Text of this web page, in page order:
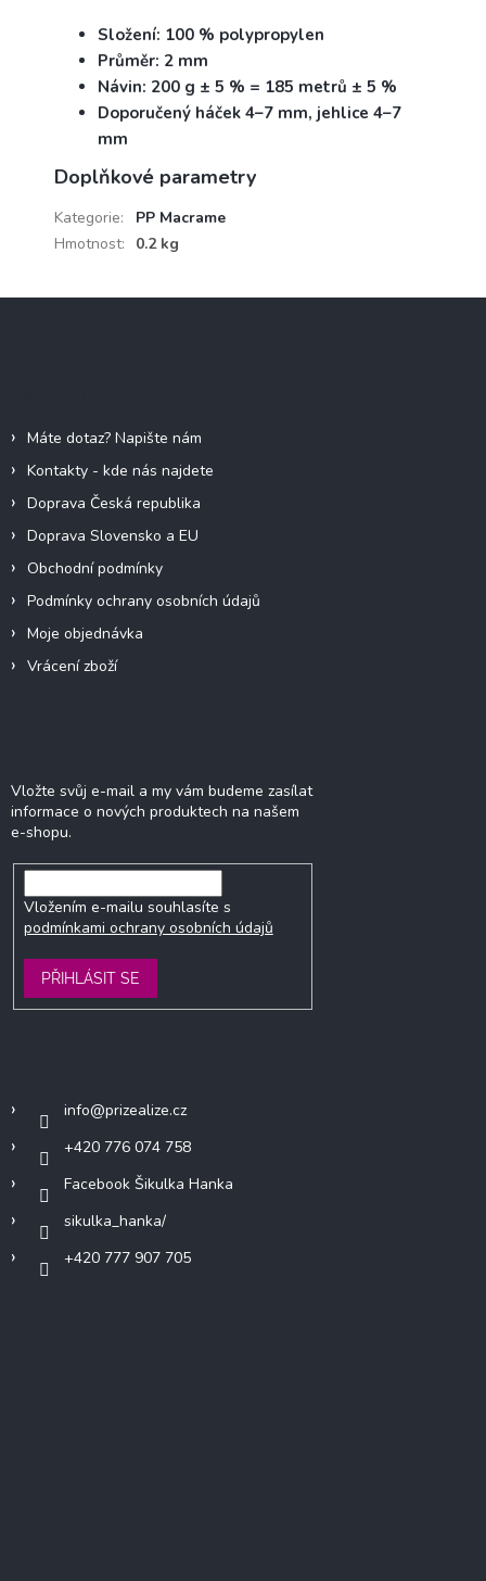
Složení: 100 % polypropylen
Průměr: 2 mm
Návin: 200 g ± 5 % = 185 metrů ± 5 %
Doporučený háček 4–7 mm, jehlice 4–7
mm
Doplňkové parametry
Kategorie:
PP Macrame
Hmotnost: 0.2 kg
Máte dotaz? Napište nám
Kontakty - kde nás najdete
Doprava Česká republika
Doprava Slovensko a EU
Obchodní podmínky
Podmínky ochrany osobních údajů
Moje objednávka
Vrácení zboží
Vložte svůj e-mail a my vám budeme zasílat
informace o nových produktech na našem
e-shopu.
Vložením e-mailu souhlasíte s
podmínkami ochrany osobních údajů
PŘIHLÁSIT SE
info@prizealize.cz
+420 776 074 758
Facebook Šikulka Hanka
sikulka_hanka/
+420 777 907 705